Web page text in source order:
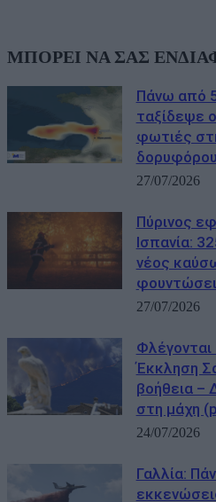
ΜΠΟΡΕΙ ΝΑ ΣΑΣ
Πάνω από
ταξίδεψε
φωτιές
27/07/2026
Πύρινος
Ισπανία:
νέος
27/07/2026
Φλέγονται
Έκκληση
βοήθεια –
στη μάχη
24/07/2026
Γαλλία: